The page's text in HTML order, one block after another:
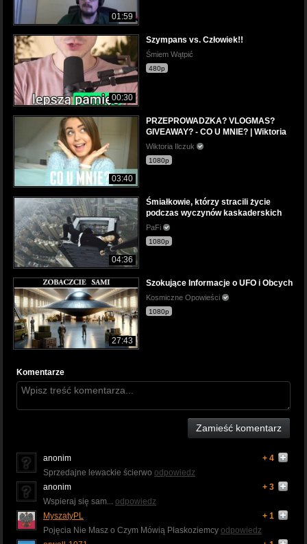
01:59
00:30
Szympans vs. Człowiek!!
Śmiem Wątpić
480p
03:40
PRZEPROWADZKA? VLOGMAS?
GIVEAWAY? - CO U MNIE? | Wiktoria
Wiktoria Ilczuk
1080p
04:36
Śmiałkowie, którzy stracili życie
podczas wyczynów kaskaderskich
PaFi
1080p
27:43
Szokujące Informacje o UFO i Obcych
Kosmiczne Opowieści
1080p
Komentarze
Zamieść komentarz
anonim
+ 4
Sprzedajne lewackie ścierwo odpowiedz
anonim
+ 3
Wspieraj się sam... odpowiedz
MyszatyPL
+ 1
Pojęcia Nie Masz o Czym Mówią Płaskoziemcy odpowiedz